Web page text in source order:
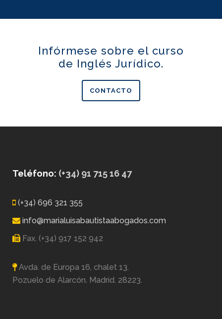
Infórmese sobre el curso
de Inglés Jurídico.
CONTACTO
Teléfono: (+34) 91 715 16 47
(+34) 696 321 355
info@marialuisabautistaabogados.com
Fax. (+34) 917 152 942
Avda. de Europa 16, chalet 13.
Pozuelo de Alarcón. Madrid. 28223.